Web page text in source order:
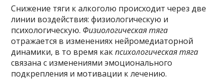
Снижение тяги к алкоголю происходит через две
линии воздействия: физиологическую и
психологическую. Физиологическая тяга
отражается в изменениях нейромедиаторной
динамики, в то время какпсихологическая тяга
связана с изменениями эмоционального
подкрепления и мотивации к лечению.